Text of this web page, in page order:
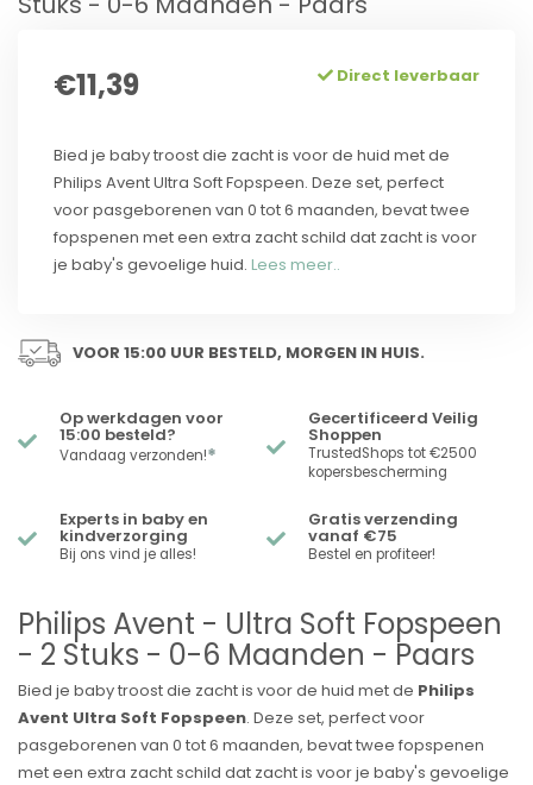
€11,39 Direct leverbaar
Bied je baby troost die zacht is voor de huid met de
Philips Avent Ultra Soft Fopspeen. Deze set, perfect
voor pasgeborenen van 0 tot 6 maanden, bevat twee
fopspenen met een extra zacht schild dat zacht is voor
je baby's gevoelige huid. Lees meer..
VOOR 15:00 UUR BESTELD, MORGEN IN HUIS.
Op werkdagen voor
15:00 besteld?
Vandaag verzonden!*
Gecertificeerd Veilig
Shoppen
TrustedShops tot €2500
kopersbescherming
Experts in baby en
kindverzorging
Bij ons vind je alles!
Gratis verzending
vanaf €75
Bestel en profiteer!
Philips Avent - Ultra Soft Fopspeen
- 2 Stuks - 0-6 Maanden - Paars
Bied je baby troost die zacht is voor de huid met de Philips
Avent Ultra Soft Fopspeen. Deze set, perfect voor
pasgeborenen van 0 tot 6 maanden, bevat twee fopspenen
met een extra zacht schild dat zacht is voor je baby's gevoelige